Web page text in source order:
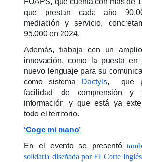
que prestan cada año
mediación y servicio,
95.000 en 2024.
Además, trabaja con un
innovación, como la puesta en
nuevo lenguaje para su
como sistema
Dactyls, que
facilidad de comprensión
información y que está ya
todo el territorio.
‘Coge mi mano’
En el evento se presentó
solidaria diseñada por El Corte